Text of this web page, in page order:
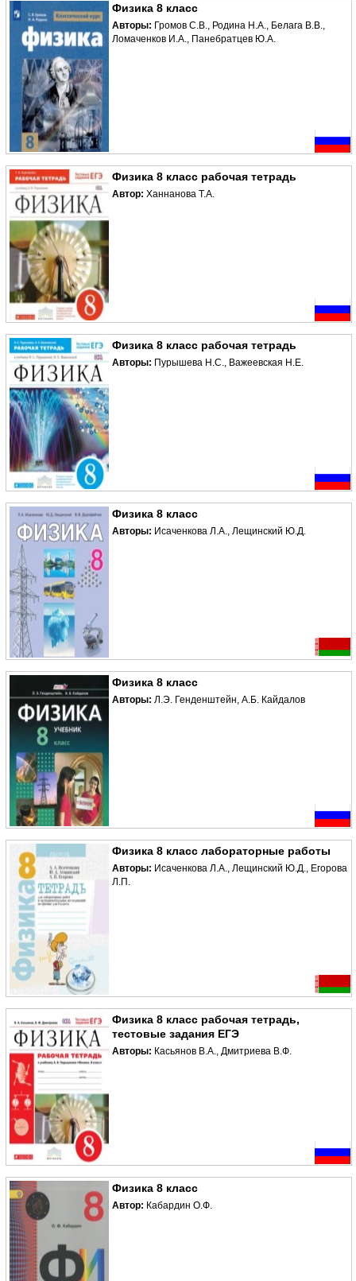
Физика 8 класс
Авторы: Громов С.В., Родина Н.А., Белага В.В.,
Ломаченков И.А., Панебратцев Ю.А.
Физика 8 класс рабочая тетрадь
Автор: Ханнанова Т.А.
Физика 8 класс рабочая тетрадь
Авторы: Пурышева Н.С., Важеевская Н.Е.
Физика 8 класс
Авторы: Исаченкова Л.А., Лещинский Ю.Д.
Физика 8 класс
Авторы: Л.Э. Генденштейн, А.Б. Кайдалов
Физика 8 класс лабораторные работы
Авторы: Исаченкова Л.А., Лещинский Ю.Д., Егорова
Л.П.
Физика 8 класс рабочая тетрадь,
тестовые задания ЕГЭ
Авторы: Касьянов В.А., Дмитриева В.Ф.
Физика 8 класс
Автор: Кабардин О.Ф.